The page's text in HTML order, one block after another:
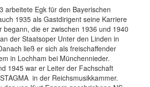
arbeitete Egk für den Bayerischen
1935 als Gastdirigent seine Karriere
begann, die er zwischen 1936 und 1940
der Staatsoper Unter den Linden in
ließ er sich als freischaffender
in Lochham bei Münchennieder.
1945 war er Leiter der Fachschaft
in der Reichsmusikkammer.